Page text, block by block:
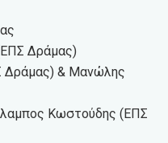
Δράμας)
Δράμας) & Μανώλης
Κωστούδης (ΕΠΣ